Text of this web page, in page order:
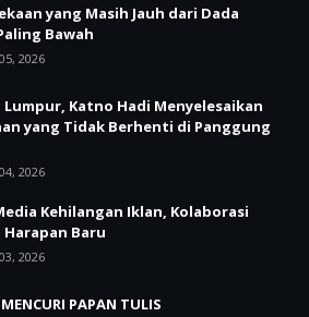
yang Masih Jauh dari Dada
Bawah
2026
Lumpur, Katno Hadi Menyelesaikan
yang Tidak Berhenti di Panggung
2026
Kehilangan Iklan, Kolaborasi
Baru
2026
MENCURI PAPAN TULIS